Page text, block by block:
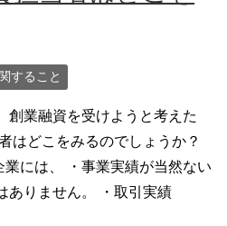
すること
創業融資を受けようと考えた
はどこをみるのでしょうか？
には、 ・事業実績が当然ない
ありません。 ・取引実績